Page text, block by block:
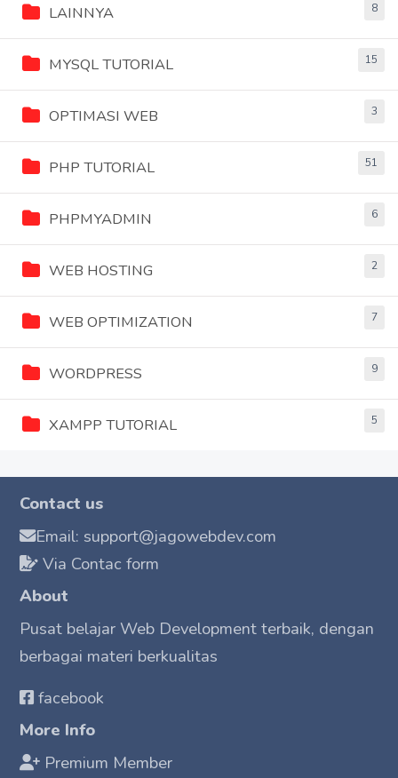
LAINNYA 8
MYSQL TUTORIAL 15
OPTIMASI WEB 3
PHP TUTORIAL 51
PHPMYADMIN 6
WEB HOSTING 2
WEB OPTIMIZATION 7
WORDPRESS 9
XAMPP TUTORIAL 5
Contact us
Email: support@jagowebdev.com
Via Contac form
About
Pusat belajar Web Development terbaik, dengan
berbagai materi berkualitas
facebook
More Info
Premium Member